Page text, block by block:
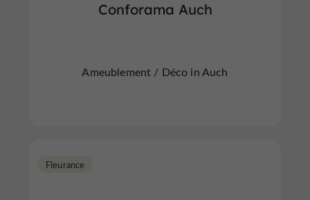
Conforama Auch
Ameublement / Déco in Auch
Fleurance